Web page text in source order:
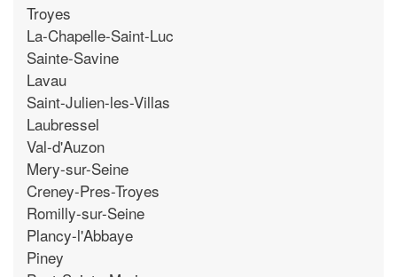
Troyes
La-Chapelle-Saint-Luc
Sainte-Savine
Lavau
Saint-Julien-les-Villas
Laubressel
Val-d'Auzon
Mery-sur-Seine
Creney-Pres-Troyes
Romilly-sur-Seine
Plancy-l'Abbaye
Piney